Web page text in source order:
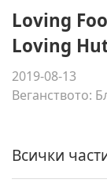
Loving
Loving
2019-08-13
Веганството:
Всички